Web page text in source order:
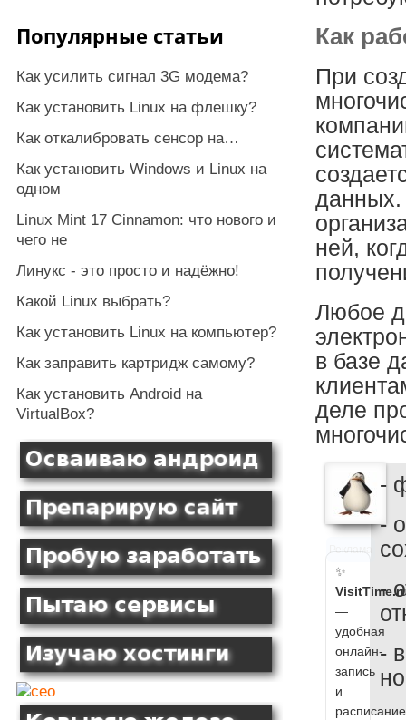
Как
При
данных.
ней,
Любое
в базе
деле
Реклама
✨
—
удобная
онлайн-
запись
и
расписание
-
-
-
-
Популярные статьи
Как усилить сигнал 3G модема?
Как установить Linux на флешку?
Как откалибровать сенсор на…
Как установить Windows и Linux на
одном
Linux Mint 17 Cinnamon: что нового и
чего не
Линукс - это просто и надёжно!
Какой Linux выбрать?
Как установить Linux на компьютер?
Как заправить картридж самому?
Как установить Android на
VirtualBox?